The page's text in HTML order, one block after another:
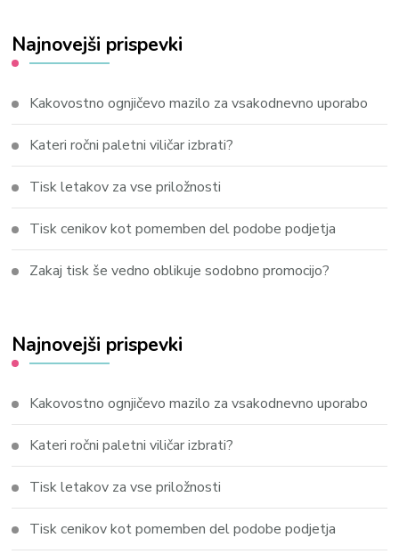
Najnovejši prispevki
Kakovostno ognjičevo mazilo za vsakodnevno uporabo
Kateri ročni paletni viličar izbrati?
Tisk letakov za vse priložnosti
Tisk cenikov kot pomemben del podobe podjetja
Zakaj tisk še vedno oblikuje sodobno promocijo?
Najnovejši prispevki
Kakovostno ognjičevo mazilo za vsakodnevno uporabo
Kateri ročni paletni viličar izbrati?
Tisk letakov za vse priložnosti
Tisk cenikov kot pomemben del podobe podjetja